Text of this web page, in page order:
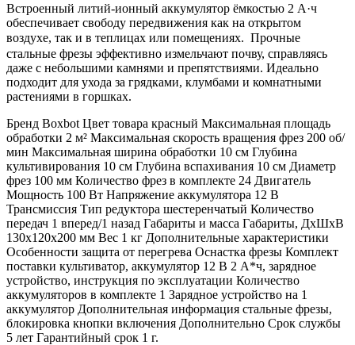
Встроенный литий-ионный аккумулятор ёмкостью 2 А·ч
обеспечивает свободу передвижения как на открытом
воздухе, так и в теплицах или помещениях. ㅤ Прочные
стальные фрезы эффективно измельчают почву, справляясь
даже с небольшими камнями и препятствиями. Идеально
подходит для ухода за грядками, клумбами и комнатными
растениями в горшках.
Бренд Boxbot Цвет товара красный Максимальная площадь
обработки 2 м² Максимальная скорость вращения фрез 200 об/
мин Максимальная ширина обработки 10 см Глубина
культивирования 10 см Глубина вспахивания 10 см Диаметр
фрез 100 мм Количество фрез в комплекте 24 Двигатель
Мощность 100 Вт Напряжение аккумулятора 12 В
Трансмиссия Тип редуктора шестеренчатый Количество
передач 1 вперед/1 назад Габариты и масса Габариты, ДхШхВ
130x120x200 мм Вес 1 кг Дополнительные характеристики
Особенности защита от перегрева Оснастка фрезы Комплект
поставки культиватор, аккумулятор 12 В 2 А*ч, зарядное
устройство, инструкция по эксплуатации Количество
аккумуляторов в комплекте 1 Зарядное устройство на 1
аккумулятор Дополнительная информация стальные фрезы,
блокировка кнопки включения Дополнительно Срок службы
5 лет Гарантийный срок 1 г.